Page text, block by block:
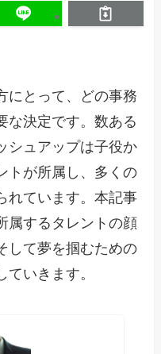
にとって、どの事務
な決定です。数ある
シュアップは子役か
トが所属し、多くの
れています。本記事
属するタレントの顔
して夢を掴むための
いきます。